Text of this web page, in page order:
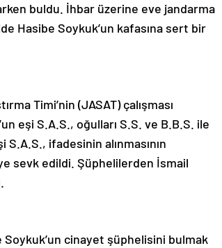
buldu. İhbar üzerine eve jandarma
Hasibe Soykuk’un kafasına sert bir
Timi’nin (JASAT) çalışması
eşi S.A.S., oğulları S.S. ve B.B.S. ile
S.A.S., ifadesinin alınmasının
sevk edildi. Şüphelilerden İsmail
Soykuk’un cinayet şüphelisini bulmak